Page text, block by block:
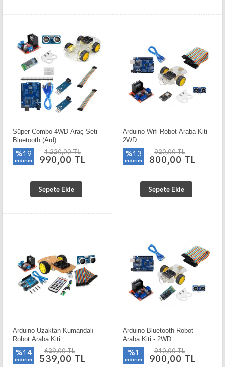
Süper Combo 4WD Araç Seti
Bluetooth (Ard)
%19
indirim
1.220,00 TL
990,00 TL
Sepete Ekle
Arduino Wifi Robot Araba Kiti -
2WD
%13
indirim
920,00 TL
800,00 TL
Sepete Ekle
Arduino Uzaktan Kumandalı
Robot Araba Kiti
%14
indirim
629,00 TL
539,00 TL
Arduino Bluetooth Robot
Araba Kiti - 2WD
%1
indirim
910,00 TL
900,00 TL